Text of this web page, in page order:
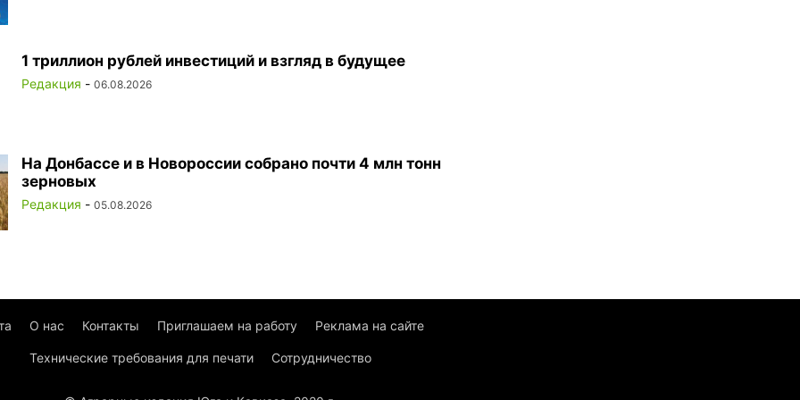
1 триллион рублей инвестиций и взгляд в будущее
Редакция - 06.08.2026
На Донбассе и в Новороссии собрано почти 4 млн тонн
зерновых
Редакция - 05.08.2026
О нас Контакты Приглашаем на работу Реклама на сайте
Технические требования для печати Сотрудничество